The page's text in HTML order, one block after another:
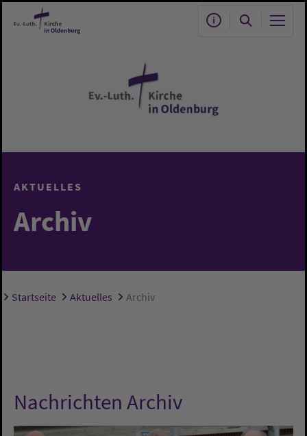
Zum Hauptinhalt springen
AKTUELLES
Archiv
Sie sind hier:
Startseite Aktuelles Archiv
Nachrichten Archiv